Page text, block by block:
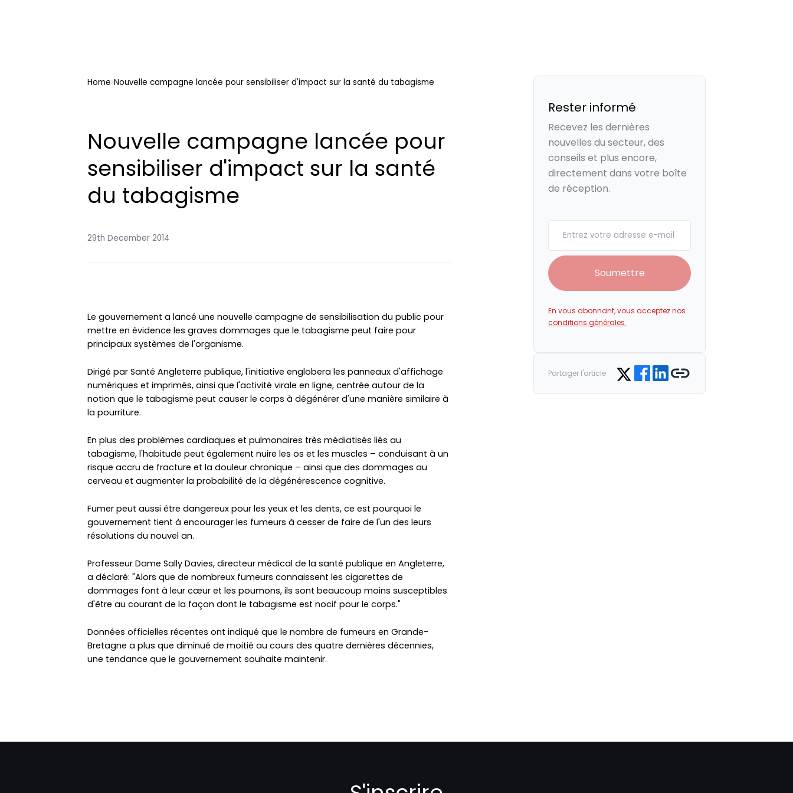
Home Nouvelle campagne lancée pour sensibiliser d'impact sur la santé du tabagisme
Nouvelle campagne lancée pour
sensibiliser d'impact sur la santé
du tabagisme
29th December 2014
Le gouvernement a lancé une nouvelle campagne de sensibilisation du public pour
mettre en évidence les graves dommages que le tabagisme peut faire pour
principaux systèmes de l'organisme.
Dirigé par Santé Angleterre publique, l'initiative englobera les panneaux d'affichage
numériques et imprimés, ainsi que l'activité virale en ligne, centrée autour de la
notion que le tabagisme peut causer le corps à dégénérer d'une manière similaire à
la pourriture.
En plus des problèmes cardiaques et pulmonaires très médiatisés liés au
tabagisme, l'habitude peut également nuire les os et les muscles – conduisant à un
risque accru de fracture et la douleur chronique – ainsi que des dommages au
cerveau et augmenter la probabilité de la dégénérescence cognitive.
Fumer peut aussi être dangereux pour les yeux et les dents, ce est pourquoi le
gouvernement tient à encourager les fumeurs à cesser de faire de l'un des leurs
résolutions du nouvel an.
Professeur Dame Sally Davies, directeur médical de la santé publique en Angleterre,
a déclaré: "Alors que de nombreux fumeurs connaissent les cigarettes de
dommages font à leur cœur et les poumons, ils sont beaucoup moins susceptibles
d'être au courant de la façon dont le tabagisme est nocif pour le corps."
Données officielles récentes ont indiqué que le nombre de fumeurs en Grande-
Bretagne a plus que diminué de moitié au cours des quatre dernières décennies,
une tendance que le gouvernement souhaite maintenir.
Rester informé
Recevez les dernières
nouvelles du secteur, des
conseils et plus encore,
directement dans votre boîte
de réception.
Soumettre
En vous abonnant, vous acceptez nos
conditions générales.
Partager l'article Share on Twitter
Share on Facebook
Share on LinkedIn
Copy link